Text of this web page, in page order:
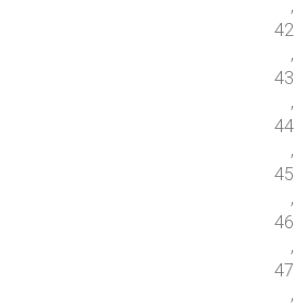
,
42
,
43
,
44
,
45
,
46
,
47
,